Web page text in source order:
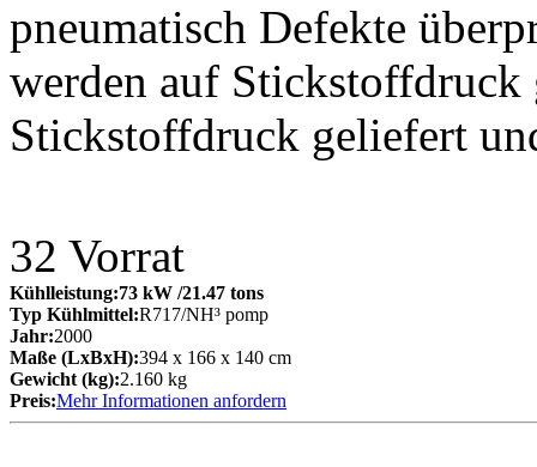
pneumatisch Defekte
werden auf
Stickstoffdruck geliefert
32 Vorrat
Kühlleistung:73 kW /21.47 tons
Typ Kühlmittel:R717/NH³ pomp
Jahr:2000
Maße (LxBxH):394 x 166 x 140 cm
Gewicht (kg):2.160 kg
Preis:Mehr Informationen anfordern